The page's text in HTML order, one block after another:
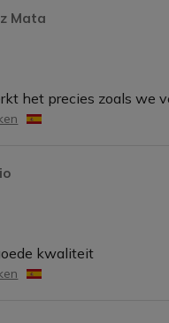
Mata
het precies zoals we
kwaliteit